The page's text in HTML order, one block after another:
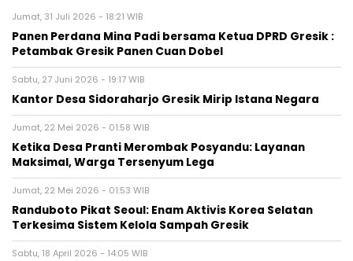
Jumat, 31 Juli 2026 - 18:21 WIB
Panen Perdana Mina Padi bersama Ketua DPRD Gresik :
Petambak Gresik Panen Cuan Dobel
Sabtu, 27 Juni 2026 - 19:17 WIB
Kantor Desa Sidoraharjo Gresik Mirip Istana Negara
Jumat, 22 Mei 2026 - 01:58 WIB
Ketika Desa Pranti Merombak Posyandu: Layanan
Maksimal, Warga Tersenyum Lega
Jumat, 22 Mei 2026 - 01:53 WIB
Randuboto Pikat Seoul: Enam Aktivis Korea Selatan
Terkesima Sistem Kelola Sampah Gresik
Sabtu, 18 April 2026 - 14:05 WIB